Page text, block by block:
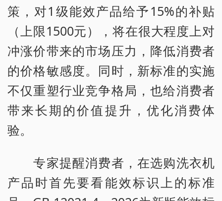
策，对1级能效产品给予15%的补贴
（上限1500元），将在很大程度上对
冲涨价带来的市场压力，降低消费者
的价格敏感度。同时，新标准的实施
不仅重塑行业竞争格局，也给消费者
带来长期的价值提升，优化消费体
验。
专家提醒消费者，在选购洗衣机
产品时首先要看能效标识上的标准